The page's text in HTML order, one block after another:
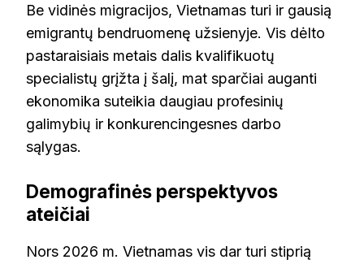
Be vidinės migracijos, Vietnamas turi ir gausią
emigrantų bendruomenę užsienyje. Vis dėlto
pastaraisiais metais dalis kvalifikuotų
specialistų grįžta į šalį, mat sparčiai auganti
ekonomika suteikia daugiau profesinių
galimybių ir konkurencingesnes darbo
sąlygas.
Demografinės perspektyvos
ateičiai
Nors 2026 m. Vietnamas vis dar turi stiprią